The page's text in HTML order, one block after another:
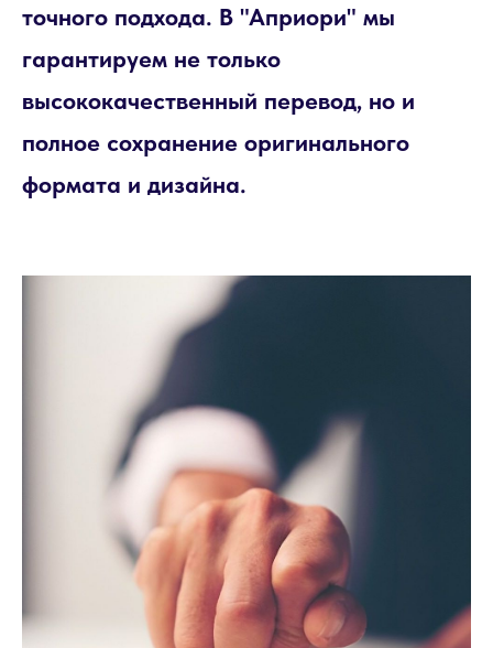
точного подхода. В "Априори" мы
гарантируем не только
высококачественный перевод, но и
полное сохранение оригинального
формата и дизайна.